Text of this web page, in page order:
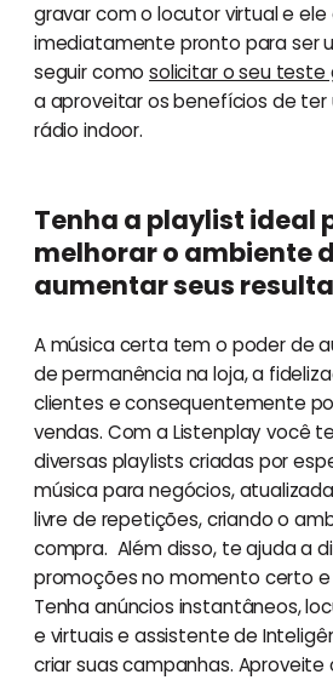
gravar com o locutor virtual e
imediatamente pronto para ser
seguir comosolicitar o seu teste
a aproveitar os benefícios de
rádio indoor.
Tenha a playlist ideal
melhorar o ambiente
aumentar seus
A música certa tem o poder de
de permanência na loja, a
clientes e consequentemente
vendas. Com a Listenplay você
diversas playlists criadas por
música para negócios,
livre de repetições, criando o
compra. Além disso, te ajuda a
promoções no momento certo
Tenha anúncios instantâneos,
e virtuais e assistente de
criar suas campanhas.